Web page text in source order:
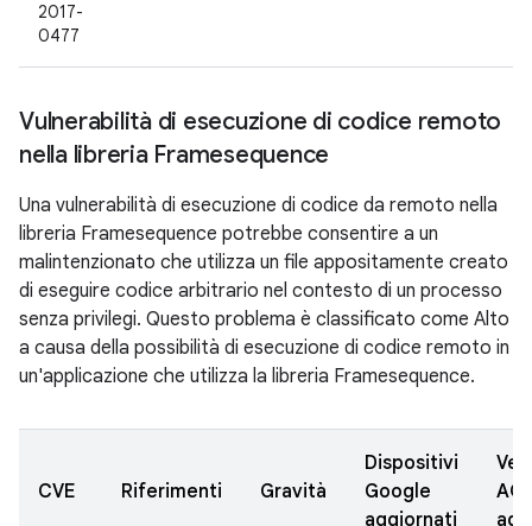
2017-
0477
Vulnerabilità di esecuzione di codice remoto
nella libreria Framesequence
Una vulnerabilità di esecuzione di codice da remoto nella
libreria Framesequence potrebbe consentire a un
malintenzionato che utilizza un file appositamente creato
di eseguire codice arbitrario nel contesto di un processo
senza privilegi. Questo problema è classificato come Alto
a causa della possibilità di esecuzione di codice remoto in
un'applicazione che utilizza la libreria Framesequence.
CVE Riferimenti Gravità
Dispositivi
Google
aggiornati